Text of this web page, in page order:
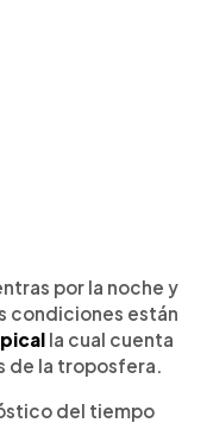
por la noche y
condiciones están
la cual cuenta
de la troposfera.
del tiempo